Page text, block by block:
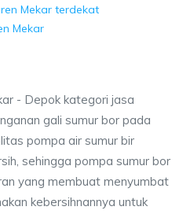
Mekar terdekat
Mekar
- Depok kategori jasa
gali sumur bor pada
pompa air sumur bir
sehingga pompa sumur bor
yang membuat menyumbat
kebersihnannya untuk